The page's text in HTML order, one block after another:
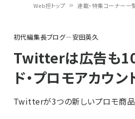
ン
く
ず
Web担トップ 連載・特集コーナー一
初代編集長ブログ―安田英久
Twitterは広告も
ド・プロモアカウ
Twitterが3つの新しいプロモ商品